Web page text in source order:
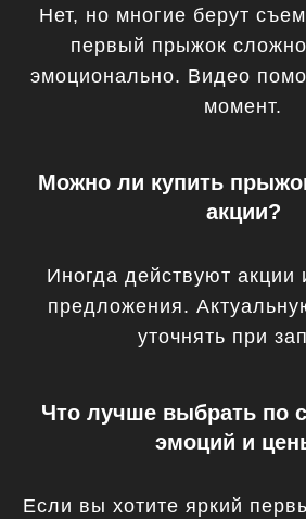
Нет, но многие берут
первый прыжок
эмоционально. Видео
момент.
Можно ли купить
акции?
Иногда действуют акции
предложения.
уточнять при
Что лучше выбрать по
эмоций и
Если вы хотите яркий